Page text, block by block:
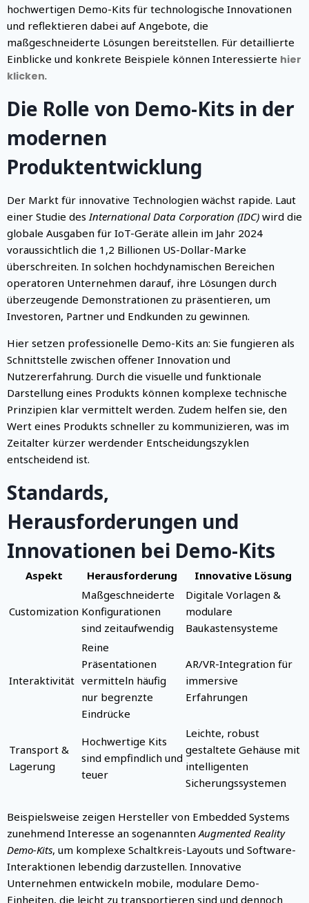
hochwertigen Demo-Kits für technologische Innovationen
und reflektieren dabei auf Angebote, die
maßgeschneiderte Lösungen bereitstellen. Für detaillierte
Einblicke und konkrete Beispiele können Interessierte hier
klicken.
Die Rolle von Demo-Kits in der
modernen
Produktentwicklung
Der Markt für innovative Technologien wächst rapide. Laut
einer Studie des International Data Corporation (IDC) wird die
globale Ausgaben für IoT-Geräte allein im Jahr 2024
voraussichtlich die 1,2 Billionen US-Dollar-Marke
überschreiten. In solchen hochdynamischen Bereichen
operatoren Unternehmen darauf, ihre Lösungen durch
überzeugende Demonstrationen zu präsentieren, um
Investoren, Partner und Endkunden zu gewinnen.
Hier setzen professionelle Demo-Kits an: Sie fungieren als
Schnittstelle zwischen offener Innovation und
Nutzererfahrung. Durch die visuelle und funktionale
Darstellung eines Produkts können komplexe technische
Prinzipien klar vermittelt werden. Zudem helfen sie, den
Wert eines Produkts schneller zu kommunizieren, was im
Zeitalter kürzer werdender Entscheidungszyklen
entscheidend ist.
Standards,
Herausforderungen und
Innovationen bei Demo-Kits
Aspekt Herausforderung Innovative Lösung
Customization
Maßgeschneiderte
Konfigurationen
sind zeitaufwendig
Digitale Vorlagen &
modulare
Baukastensysteme
Interaktivität
Reine
Präsentationen
vermitteln häufig
nur begrenzte
Eindrücke
AR/VR-Integration für
immersive
Erfahrungen
Transport &
Lagerung
Hochwertige Kits
sind empfindlich und
teuer
Leichte, robust
gestaltete Gehäuse mit
intelligenten
Sicherungssystemen
Beispielsweise zeigen Hersteller von Embedded Systems
zunehmend Interesse an sogenanntenAugmented Reality
Demo-Kits, um komplexe Schaltkreis-Layouts und Software-
Interaktionen lebendig darzustellen. Innovative
Unternehmen entwickeln mobile, modulare Demo-
Einheiten, die leicht zu transportieren sind und dennoch